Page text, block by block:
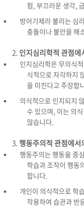
험, 부끄러운 생각,
방어기제라 불리는 심
충돌이나 불안을 해
인지심리학적 관점에
인지심리학은 무의식
식적으로 자각하지
을 미친다고 주장합
의식적으로 인지되지
수 있으며, 이는 의
많습니다.
행동주의적 관점에서
행동주의는 행동을 중
학습과 조작이 행동
합니다.
개인이 의식적으로 학
작용하여 습관과 반